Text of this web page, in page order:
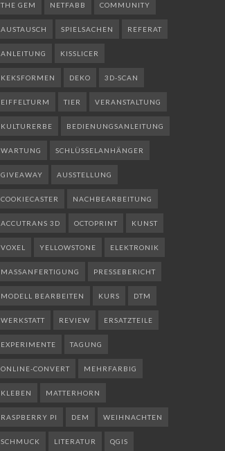
THE GEM NETFABB COMMUNITY
AUSTAUSCH SPIELSACHEN REFERAT
ANLEITUNG KISSLICER
KEKSFORMEN DEKO 3D-SCAN
EIFFELTURM TIER VERANSTALTUNG
KULTURERBE BEDIENUNGSANLEITUNG
WARTUNG SCHLÜSSELANHÄNGER
GIVEAWAY AUSSTELLUNG
COOKIECASTER NACHBEARBEITUNG
ACCUTRANS 3D OCTOPRINT KUNST
VOXEL YELLOWSTONE ELEKTRONIK
MASSANFERTIGUNG PRESSEBERICHT
MODELL BEARBEITEN KURS DTM
WERKSTATT REVIEW ERSATZTEILE
EXPERIMENTE TAGUNG
ONLINE-CONVERT MEHRFARBIG
KLEBEN MATTERHORN
RASPBERRY PI DEM WEIHNACHTEN
SCHMUCK LITERATUR QGIS